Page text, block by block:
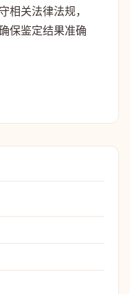
相关法律法规，
保鉴定结果准确